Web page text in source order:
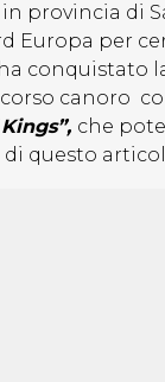
provincia di
Europa per
conquistato
canoro
che
questo